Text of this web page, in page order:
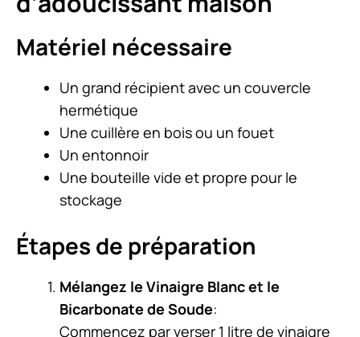
Matériel nécessaire
Un grand récipient avec un couvercle
hermétique
Une cuillère en bois ou un fouet
Un entonnoir
Une bouteille vide et propre pour le
stockage
Étapes de préparation
Mélangez le Vinaigre Blanc et le
Bicarbonate de Soude:
Commencez par verser 1 litre de vinaigre